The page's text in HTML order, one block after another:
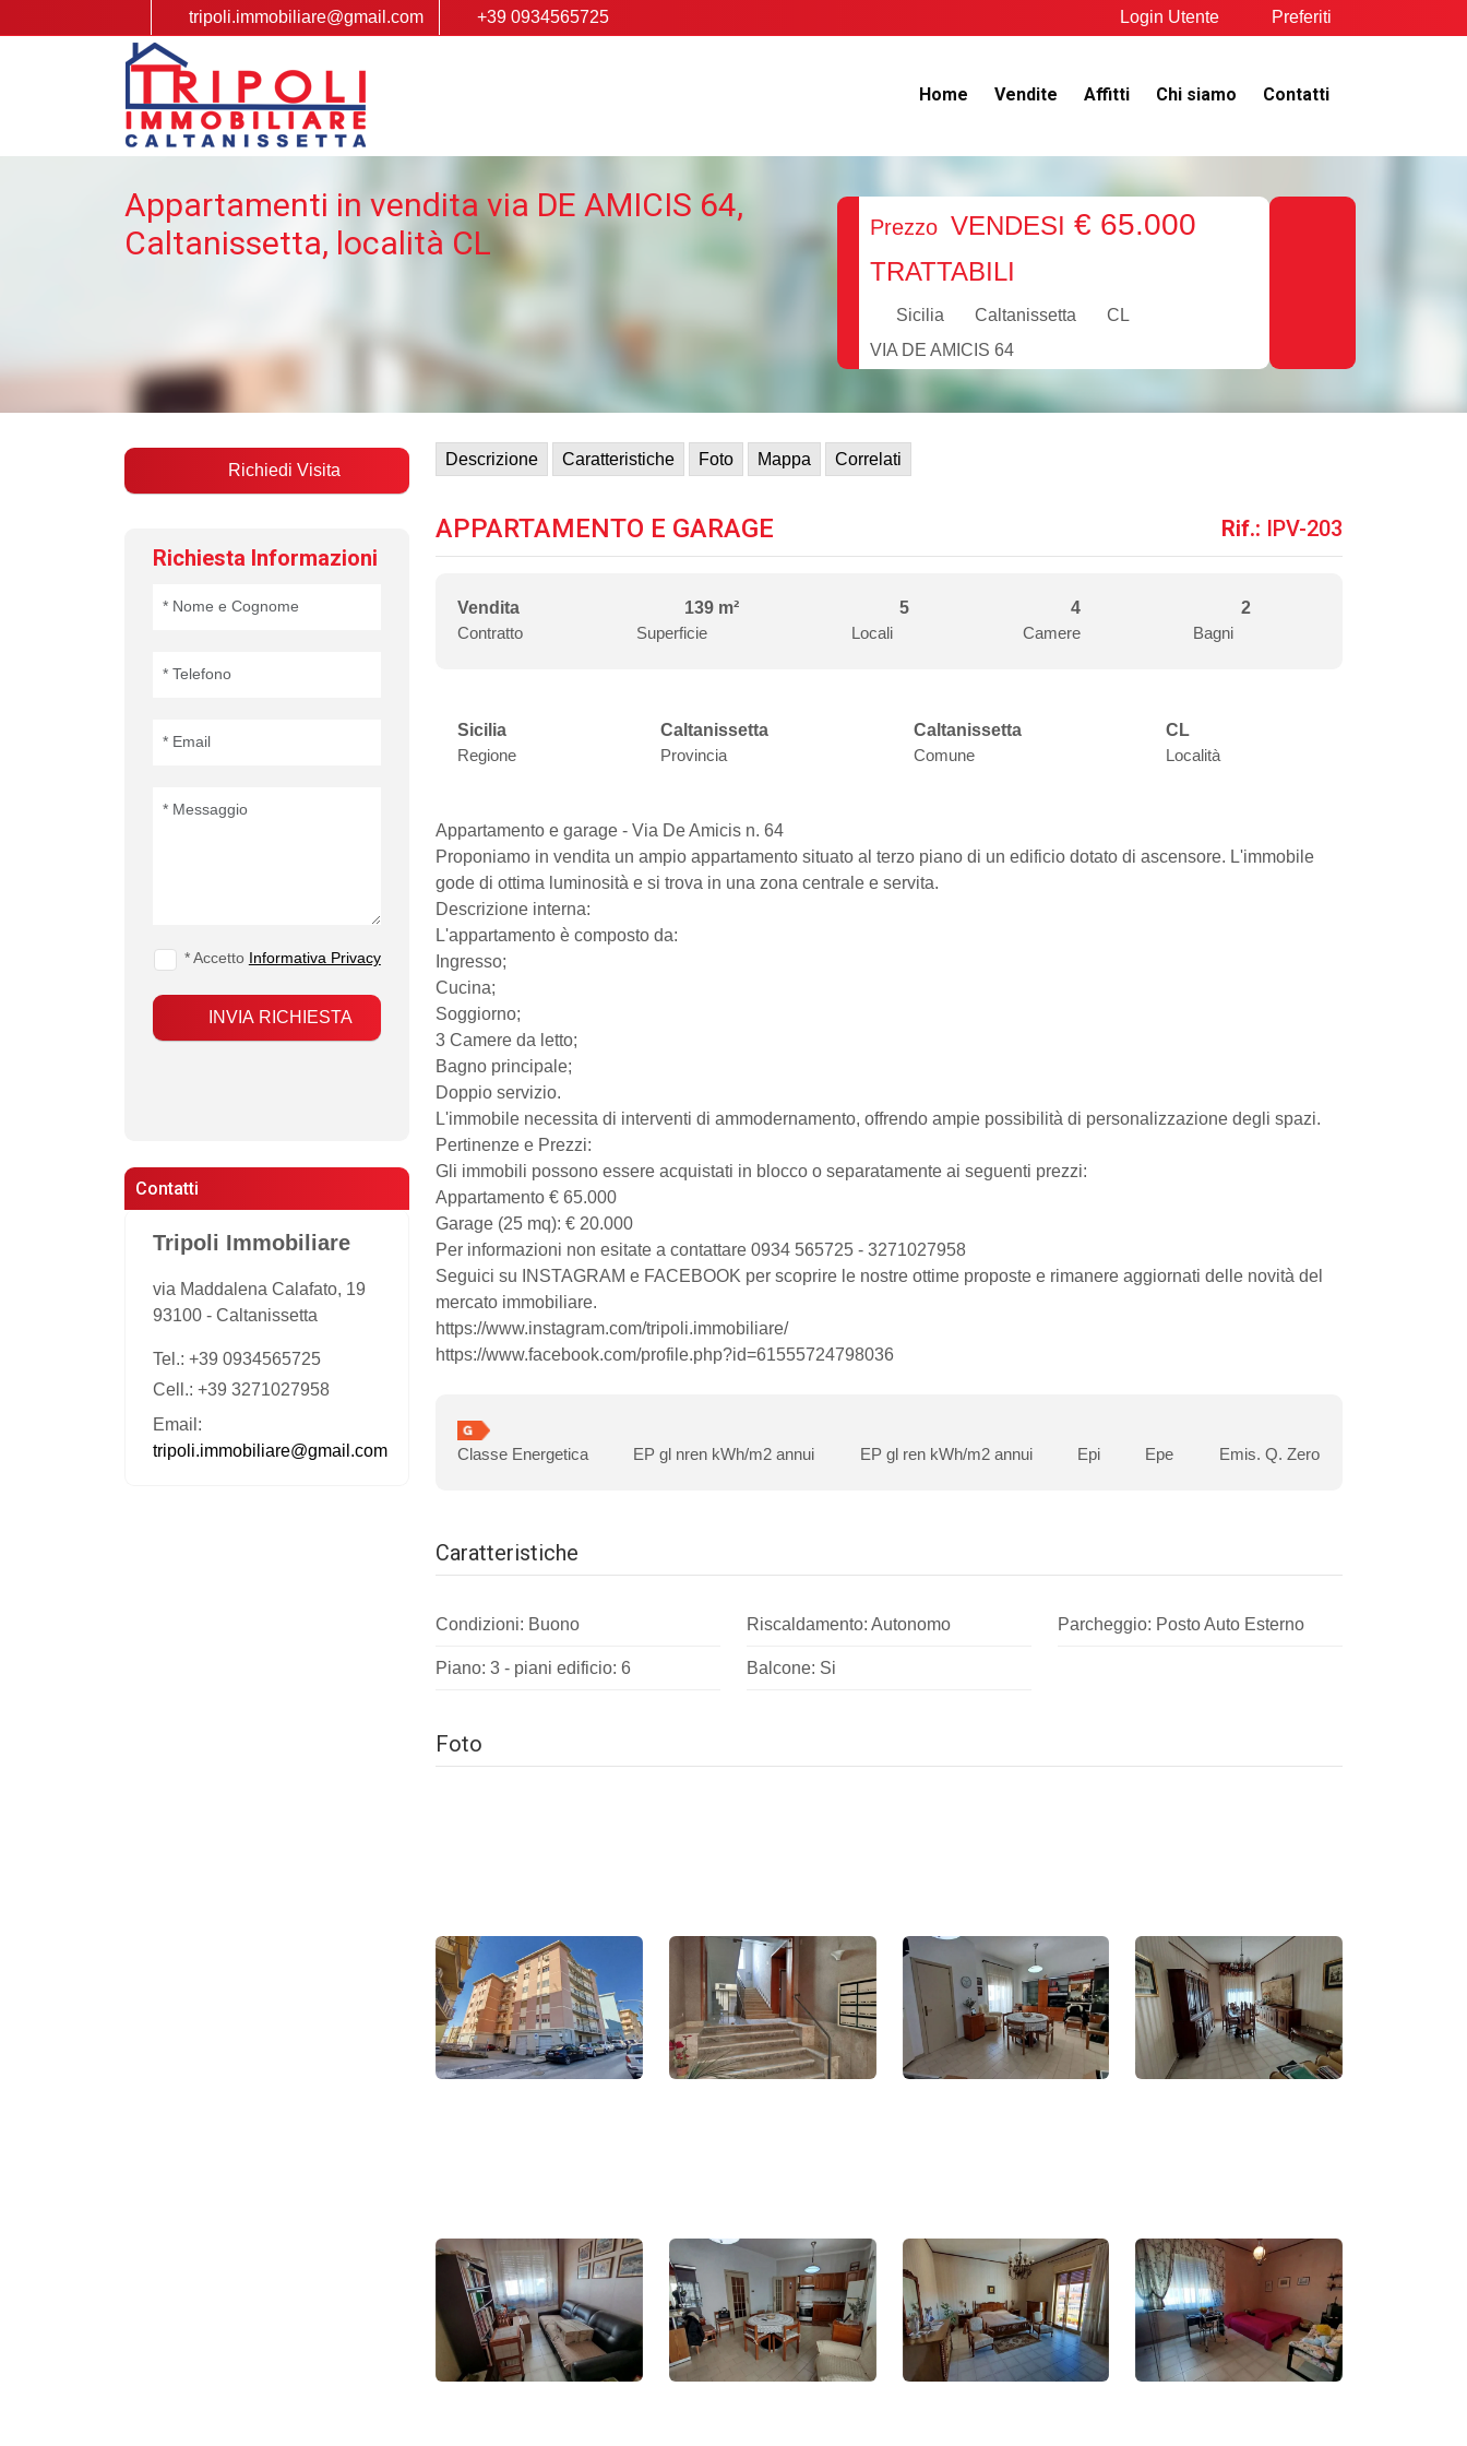
tripoli.immobiliare@gmail.com +39 0934565725 Login Utente Preferiti
Home Vendite Affitti Chi siamo Contatti
Appartamenti in vendita via DE AMICIS 64,
Caltanissetta, località CL
Prezzo VENDESI € 65.000
TRATTABILI
Sicilia Caltanissetta
CL
VIA DE AMICIS 64
Descrizione Caratteristiche Foto Mappa Correlati
APPARTAMENTO E GARAGE Rif.: IPV-203
Vendita
Contratto
139 m²
Superficie
5
Locali
4
Camere
2
Bagni
Sicilia
Regione
Caltanissetta
Provincia
Caltanissetta
Comune
CL
Località
Appartamento e garage - Via De Amicis n. 64
​Proponiamo in vendita un ampio appartamento situato al terzo piano di un edificio dotato di ascensore. L'immobile
gode di ottima luminosità e si trova in una zona centrale e servita.
​Descrizione interna:
L'appartamento è composto da:
​Ingresso;
​Cucina;
​Soggiorno;
​3 Camere da letto;
​Bagno principale;
​Doppio servizio.
​L'immobile necessita di interventi di ammodernamento, offrendo ampie possibilità di personalizzazione degli spazi.
​Pertinenze e Prezzi:
Gli immobili possono essere acquistati in blocco o separatamente ai seguenti prezzi:
​Appartamento € 65.000
​Garage (25 mq): € 20.000
Per informazioni non esitate a contattare 0934 565725 - 3271027958
Seguici su INSTAGRAM e FACEBOOK per scoprire le nostre ottime proposte e rimanere aggiornati delle novità del
mercato immobiliare.
https://www.instagram.com/tripoli.immobiliare/
https://www.facebook.com/profile.php?id=61555724798036
Classe Energetica EP gl nren kWh/m2 annui EP gl renkWh/m2 annui Epi Epe Emis. Q. Zero
Caratteristiche
Condizioni: Buono Riscaldamento: Autonomo Parcheggio: Posto Auto Esterno
Piano: 3 - piani edificio: 6 Balcone: Si
Foto
Richiedi Visita
Richiesta Informazioni
* Accetto Informativa Privacy
INVIA RICHIESTA
Contatti
Tripoli Immobiliare
via Maddalena Calafato, 19
93100 - Caltanissetta
Tel.: +39 0934565725
Cell.: +39 3271027958
Email:
tripoli.immobiliare@gmail.com